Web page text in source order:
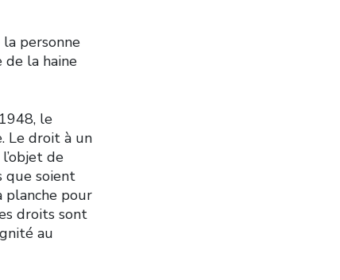
personne
de la haine
le
Le droit à un
de
que soient
planche pour
droits sont
au